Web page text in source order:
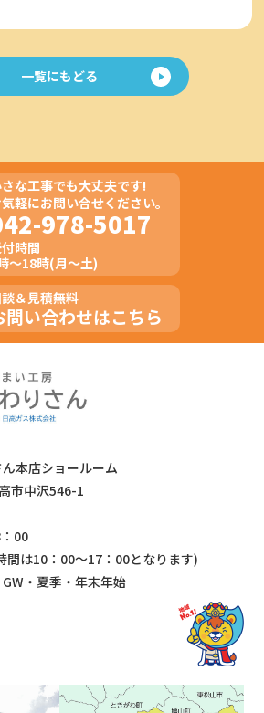
一覧にもどる
な工事でも大丈夫です!
軽にお問い合せください。
978-5017
時間
～18時(月～土)
＆見積無料
問い合わせはこちら
本店ショールーム
市中沢546-1
00
間は10：00～17：00となります)
・夏季・年末年始